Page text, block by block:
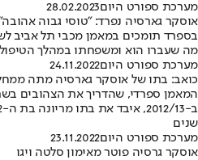
מערכת ספורט היום28.02.2023
אוסקר גארסיה נפרד: "טוסי גבוה
בספרד תומכים במאמן מכבי תל אביב
מה שעברו הוא ומשפחתו במהלך
מערכת ספורט היום24.11.2022
כואב: בתו של אוסקר גארסיה מתה
המאמן ספרדי, שהדריך את הצהובים
שנים
מערכת ספורט היום23.11.2022
אוסקר גרסיה פוטר מאימון סלטה ויגו